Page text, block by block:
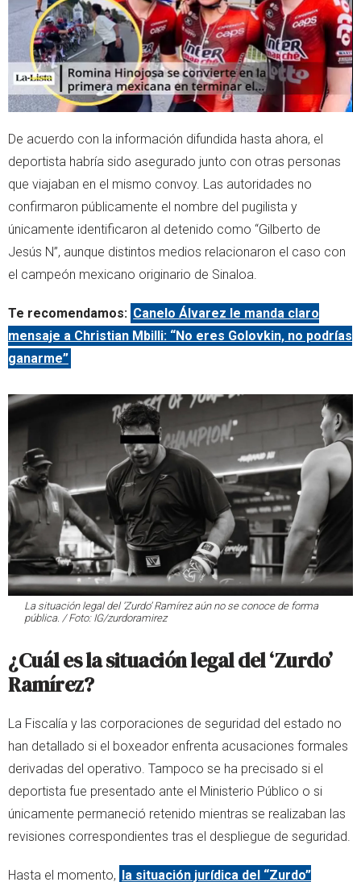
De acuerdo con la información difundida hasta ahora, el
deportista habría sido asegurado junto con otras personas
que viajaban en el mismo convoy. Las autoridades no
confirmaron públicamente el nombre del pugilista y
únicamente identificaron al detenido como “Gilberto de
Jesús N”, aunque distintos medios relacionaron el caso con
el campeón mexicano originario de Sinaloa.
Te recomendamos: Canelo Álvarez le manda claro
mensaje a Christian Mbilli: “No eres Golovkin, no podrías
ganarme”
La situación legal del ‘Zurdo’ Ramírez aún no se conoce de forma
pública. / Foto: IG/zurdoramirez
¿Cuál es la situación legal del ‘Zurdo’
Ramírez?
La Fiscalía y las corporaciones de seguridad del estado no
han detallado si el boxeador enfrenta acusaciones formales
derivadas del operativo. Tampoco se ha precisado si el
deportista fue presentado ante el Ministerio Público o si
únicamente permaneció retenido mientras se realizaban las
revisiones correspondientes tras el despliegue de seguridad.
Hasta el momento, la situación jurídica del “Zurdo”